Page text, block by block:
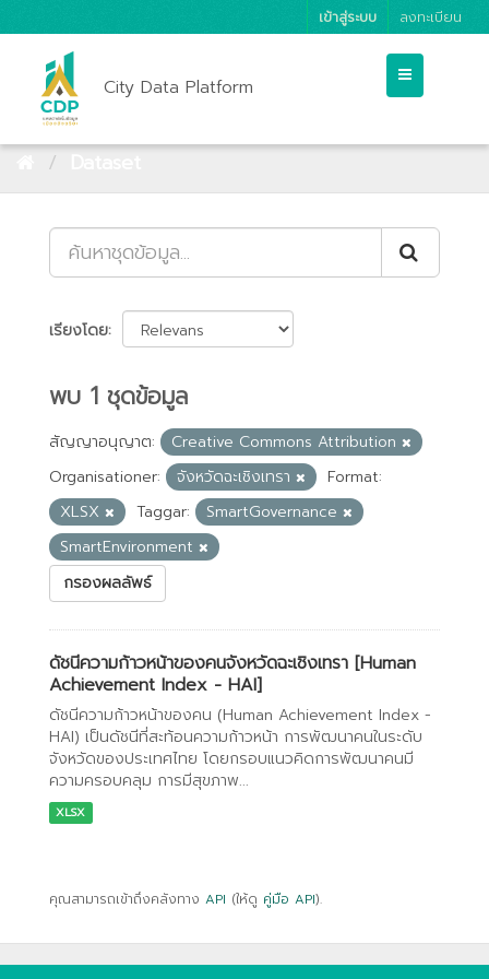
เข้าสู่ระบบ ลงทะเบียน
City Data Platform
เรียงโดย
พบ 1 ชุดข้อมูล
สัญญาอนุญาต:
Creative Commons Attribution
Organisationer:
จังหวัดฉะเชิงเทรา
Format:
XLSX
Taggar:
SmartGovernance
SmartEnvironment
กรองผลลัพธ์
ดัชนีความก้าวหน้าของคนจังหวัดฉะเชิงเทรา [Human
Achievement Index - HAI]
ดัชนีความก้าวหน้าของคน (Human Achievement Index -
HAI) เป็นดัชนีที่สะท้อนความก้าวหน้า การพัฒนาคนในระดับ
จังหวัดของประเทศไทย โดยกรอบแนวคิดการพัฒนาคนมี
ความครอบคลุม การมีสุขภาพ...
XLSX
คุณสามารถเข้าถึงคลังทาง API (ให้ดู คู่มือ API).